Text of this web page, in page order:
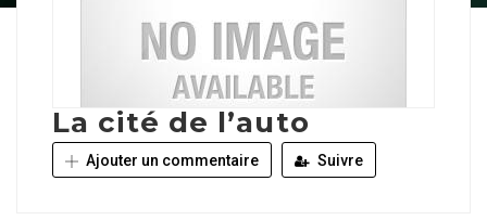
La cité de l’auto
Ajouter un commentaire Suivre